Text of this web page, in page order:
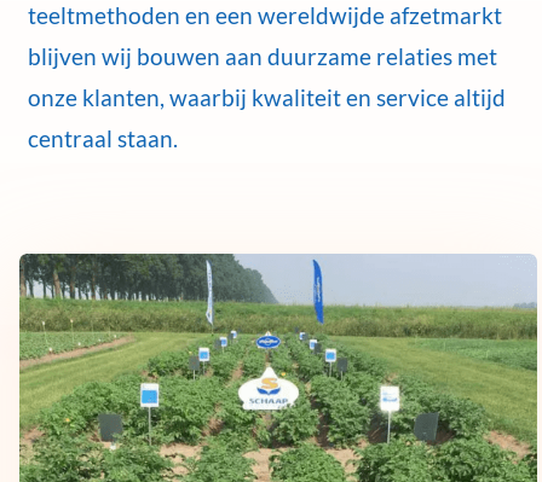
teeltmethoden en een wereldwijde afzetmarkt
blijven wij bouwen aan duurzame relaties met
onze klanten, waarbij kwaliteit en service altijd
centraal staan.